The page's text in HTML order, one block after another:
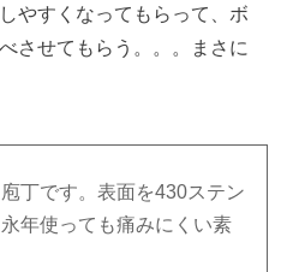
やすくなってもらって、ボ
させてもらう。。。まさに
丁です。表面を430ステン
年使っても痛みにくい素